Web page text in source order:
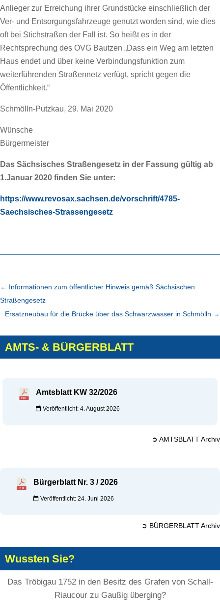
Anlieger zur Erreichung ihrer Grundstücke einschließlich der
Ver- und Entsorgungsfahrzeuge genutzt worden sind, wie dies
oft bei Stichstraßen der Fall ist. So heißt es in der
Rechtsprechung des OVG Bautzen „Dass ein Weg am letzten
Haus endet und über keine Verbindungsfunktion zum
weiterführenden Straßennetz verfügt, spricht gegen die
Öffentlichkeit.“
Schmölln-Putzkau, 29. Mai 2020
Wünsche
Bürgermeister
Das Sächsisches Straßengesetz in der Fassung gültig ab
1.Januar 2020 finden Sie unter:
https://www.revosax.sachsen.de/vorschrift/4785-
Saechsisches-Strassengesetz
← Informationen zum öffentlicher Hinweis gemäß Sächsischen
Straßengesetz
Ersatzneubau für die Brücke über das Schwarzwasser in Schmölln →
AMTS- & BÜRGERBLATT
Amtsblatt KW 32/2026
Veröffentlicht: 4. August 2026
➲ AMTSBLATT Archiv
Bürgerblatt Nr. 3 / 2026
Veröffentlicht: 24. Juni 2026
➲ BÜRGERBLATT Archiv
Wussten Sie?
Das Tröbigau 1752 in den Besitz des Grafen von Schall-
Riaucour zu Gaußig überging?